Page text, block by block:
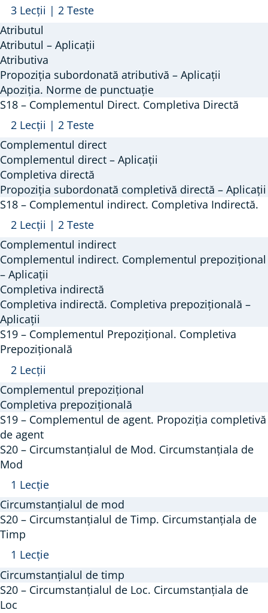
Raporturi
sintactice
în
frază.
Norme
de
punctuație
Arată
S17
–
Atributul.
Atributiva.
Apoziția
3 Lecții | 2 Teste
Atributul
Atributul – Aplicații
Atributiva
Propoziția subordonată atributivă – Aplicații
Apoziția. Norme de punctuație
S18 – Complementul Direct. Completiva Directă
Arată
S18
–
Complementul
Direct.
Completiva
Directă
2 Lecții | 2 Teste
Complementul direct
Complementul direct – Aplicații
Completiva directă
Propoziția subordonată completivă directă – Aplicații
S18 – Complementul indirect. Completiva Indirectă.
Arată
S18
–
Complementul
indirect.
Completiva
Indirectă.
2 Lecții | 2 Teste
Complementul indirect
Complementul indirect. Complementul prepozițional
– Aplicații
Completiva indirectă
Completiva indirectă. Completiva prepozițională –
Aplicații
S19 – Complementul Prepozițional. Completiva
Prepozițională
Arată
S19
–
Complementul
Prepozițional.
Completiva
Prepozițională
2 Lecții
Complementul prepozițional
Completiva prepozițională
S19 – Complementul de agent. Propoziția completivă
de agent
S20 – Circumstanțialul de Mod. Circumstanțiala de
Mod
Arată
S20
–
Circumstanțialul
de
Mod.
Circumstanțiala
de
Mod
1 Lecție
Circumstanțialul de mod
S20 – Circumstanțialul de Timp. Circumstanțiala de
Timp
Arată
S20
–
Circumstanțialul
de
1 Lecție
Circumstanțialul de timp
S20 – Circumstanțialul de Loc. Circumstanțiala de
Loc